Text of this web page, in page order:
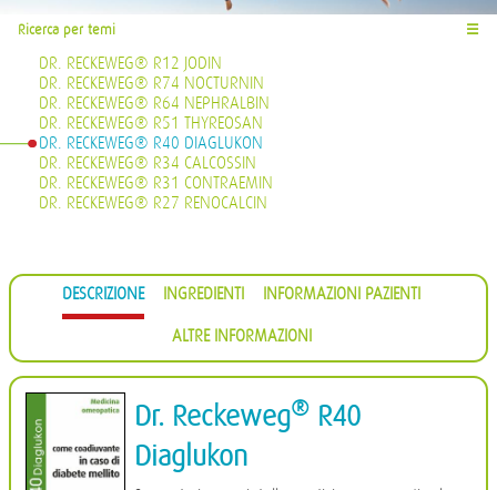
Ricerca per temi ☰
DR. RECKEWEG® R12 JODIN
DR. RECKEWEG® R74 NOCTURNIN
DR. RECKEWEG® R64 NEPHRALBIN
DR. RECKEWEG® R51 THYREOSAN
DR. RECKEWEG® R40 DIAGLUKON
DR. RECKEWEG® R34 CALCOSSIN
DR. RECKEWEG® R31 CONTRAEMIN
DR. RECKEWEG® R27 RENOCALCIN
DESCRIZIONE INGREDIENTI INFORMAZIONI PAZIENTI
ALTRE INFORMAZIONI
Dr. Reckeweg® R40
Diaglukon